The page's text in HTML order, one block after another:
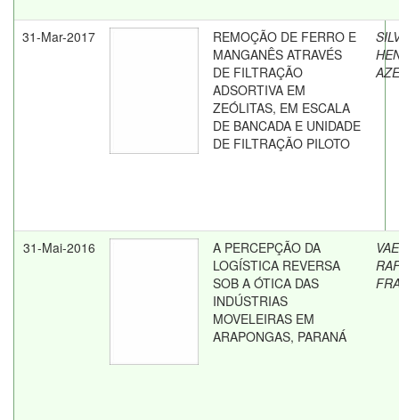
31-Mar-2017
REMOÇÃO DE FERRO E
MANGANÊS ATRAVÉS
DE FILTRAÇÃO
ADSORTIVA EM
ZEÓLITAS, EM ESCALA
DE BANCADA E UNIDADE
DE FILTRAÇÃO PILOTO
31-Mai-2016
A PERCEPÇÃO DA
LOGÍSTICA REVERSA
SOB A ÓTICA DAS
INDÚSTRIAS
MOVELEIRAS EM
ARAPONGAS, PARANÁ